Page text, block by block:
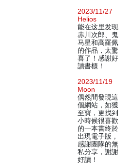
2023/11/27
Helios
能在这里发现
赤川次郎、鬼
马星和高羅佩
的作品，太驚
喜了！感謝好
讀書櫃！
2023/11/19
Moon
偶然間發現這
個網站，如獲
至寶，更找到
小時候很喜歡
的一本書終於
出現電子版，
感謝團隊的無
私分享，謝謝
好讀！